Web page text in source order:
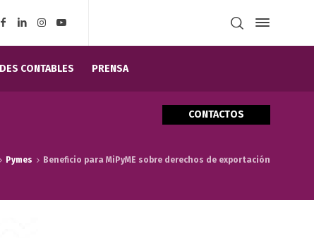
CONTABLES PRENSA
CONTACTOS
Pymes Beneficio para MiPyME sobre derechos de exportación